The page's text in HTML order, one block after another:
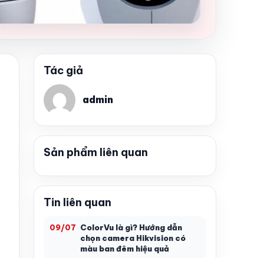
Tác giả
admin
Sản phẩm liên quan
Tin liên quan
09/07 ColorVu là gì? Hướng dẫn
chọn camera Hikvision có
màu ban đêm hiệu quả